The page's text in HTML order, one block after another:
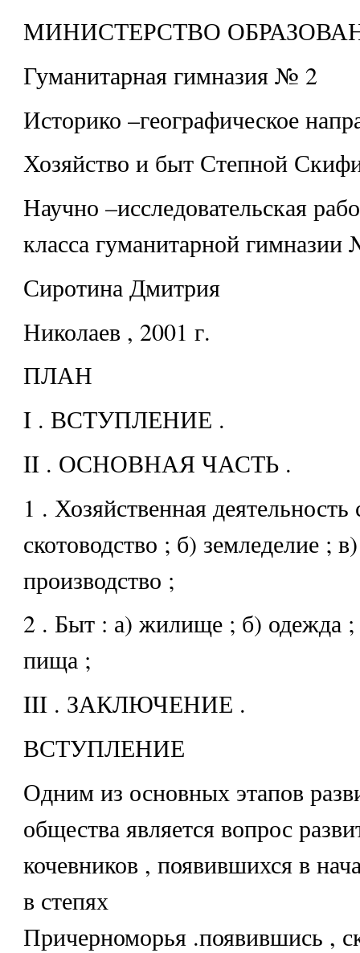
МИНИСТЕРСТВО
Гуманитарная гимназия № 2
Историко –географическое
Хозяйство и быт Степной
Научно –исследовательская
класса гуманитарной
Сиротина Дмитрия
Николаев , 2001 г.
ПЛАН
I . ВСТУПЛЕНИЕ .
II . ОСНОВНАЯ ЧАСТЬ .
1 . Хозяйственная
скотоводство ; б) земледелие ;
производство ;
2 . Быт : а) жилище ; б) одежда ;
пища ;
III . ЗАКЛЮЧЕНИЕ .
ВСТУПЛЕНИЕ
Одним из основных этапов
общества является вопрос
кочевников , появившихся в
в степях
Причерноморья .появившись ,